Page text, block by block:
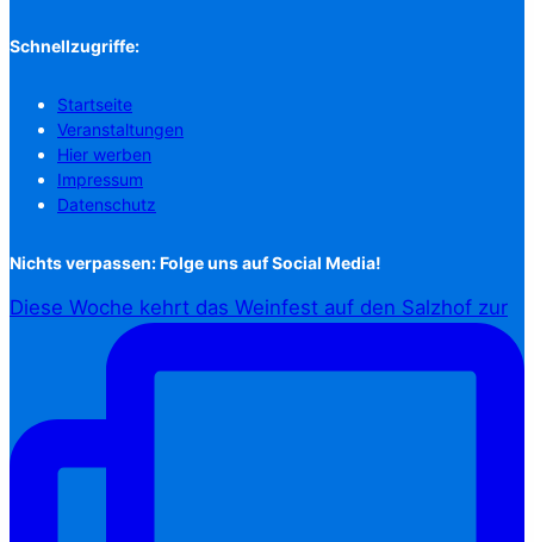
Schnellzugriffe:
Startseite
Veranstaltungen
Hier werben
Impressum
Datenschutz
Nichts verpassen: Folge uns auf Social Media!
Diese Woche kehrt das Weinfest auf den Salzhof zur